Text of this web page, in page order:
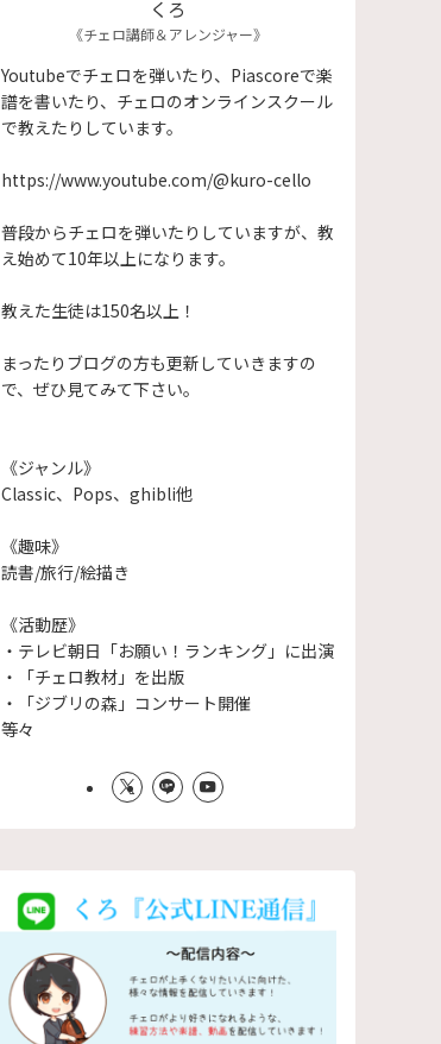
くろ
《チェロ講師＆アレンジャー》
Youtubeでチェロを弾いたり、Piascoreで楽
譜を書いたり、チェロのオンラインスクール
で教えたりしています。
https://www.youtube.com/@kuro-cello
普段からチェロを弾いたりしていますが、教
え始めて10年以上になります。
​教えた生徒は150名以上！
まったりブログの方も更新していきますの
で、ぜひ見てみて下さい。
《ジャンル》
Classic、Pops、ghibli他
《趣味》
読書/旅行/絵描き
《活動歴》
・テレビ朝日「お願い！ランキング」に出演
・「チェロ教材」を出版
・「ジブリの森」コンサート開催
等々